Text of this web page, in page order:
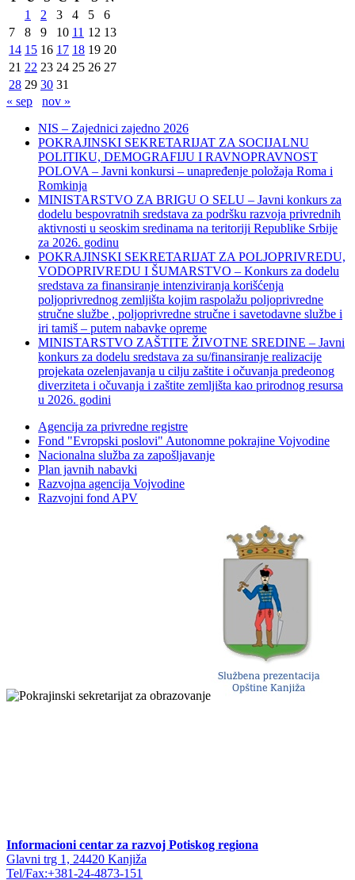
1
2 3 4 5
6
7
8 9 10 11 12 13
14 15 16 17 18 19 20
21 22 23 24 25 26 27
28 29 30 31
« sep
nov »
NIS – Zajednici zajedno 2026
POKRAJINSKI SEKRETARIJAT ZA SOCIJALNU
POLITIKU, DEMOGRAFIJU I RAVNOPRAVNOST
POLOVA – Javni konkursi – unapređenje položaja Roma i
Romkinja
MINISTARSTVO ZA BRIGU O SELU – Javni konkurs za
dodelu bespovratnih sredstava za podršku razvoja privrednih
aktivnosti u seoskim sredinama na teritoriji Republike Srbije
za 2026. godinu
POKRAJINSKI SEKRETARIJAT ZA POLJOPRIVREDU,
VODOPRIVREDU I ŠUMARSTVO – Konkurs za dodelu
sredstava za finansiranje intenziviranja korišćenja
poljoprivrednog zemljišta kojim raspolažu poljoprivredne
stručne službe , poljoprivredne stručne i savetodavne službe i
iri tamiš ‒ putem nabavke opreme
MINISTARSTVO ZAŠTITE ŽIVOTNE SREDINE – Javni
konkurs za dodelu sredstava za su/finansiranje realizacije
projekata ozelenjavanja u cilju zaštite i očuvanja predeonog
diverziteta i očuvanja i zaštite zemljišta kao prirodnog resursa
u 2026. godini
Agencija za privredne registre
Fond "Evropski poslovi" Autonomne pokrajine Vojvodine
Nacionalna služba za zapošljavanje
Plan javnih nabavki
Razvojna agencija Vojvodine
Razvojni fond APV
Informacioni centar za razvoj Potiskog regiona
Glavni trg 1, 24420 Kanjiža
Tel/Fax:+381-24-4873-151